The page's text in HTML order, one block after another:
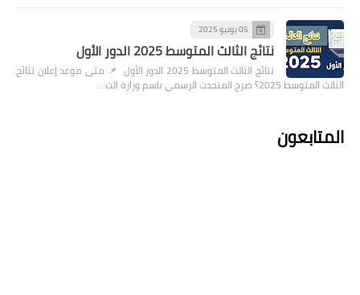
05 يونيو 2025
نتائج الثالث المتوسط 2025 الدور الأول
نتائج الثالث المتوسط 2025 الدور الأول 📌 متى موعد إعلان نتائج
الثالث المتوسط 2025؟ صرح المتحدث الرسمي باسم وزارة الت…
المتابعون